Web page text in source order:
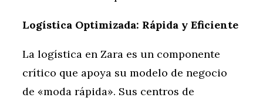
Logística Optimizada: Rápida y Eficiente
La logística en Zara es un componente
crítico que apoya su modelo de negocio
de «moda rápida». Sus centros de